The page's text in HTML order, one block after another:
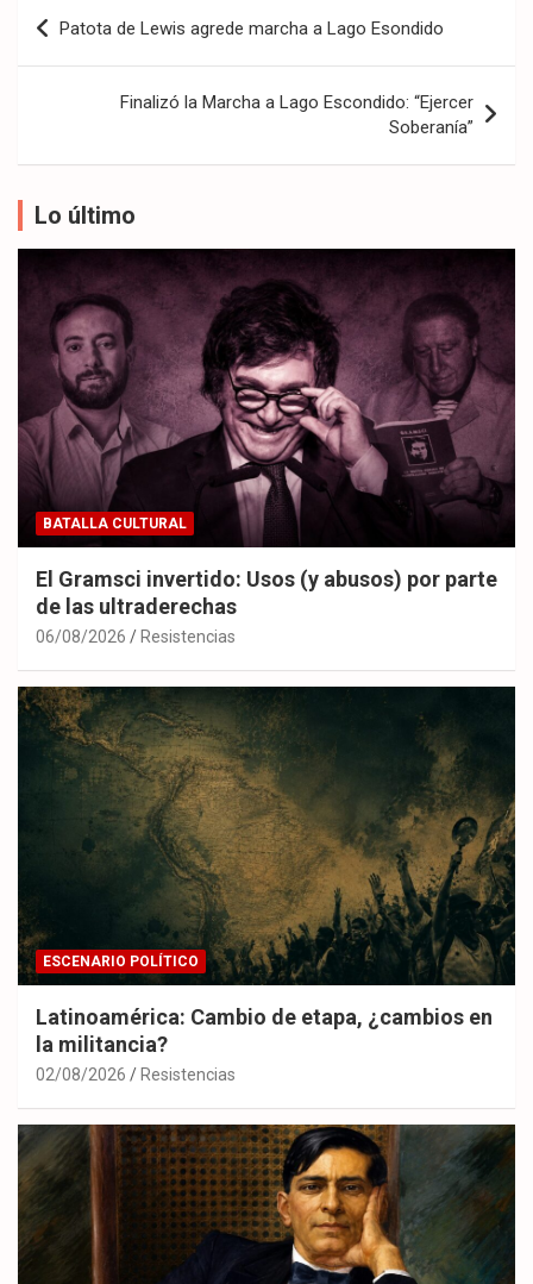
Navegación
de
entradas
Patota de Lewis agrede marcha a Lago Esondido
Finalizó la Marcha a Lago Escondido: “Ejercer
Soberanía”
Lo último
BATALLA CULTURAL
El Gramsci invertido: Usos (y abusos) por parte
de las ultraderechas
06/08/2026 Resistencias
ESCENARIO POLÍTICO
Latinoamérica: Cambio de etapa, ¿cambios en
la militancia?
02/08/2026 Resistencias